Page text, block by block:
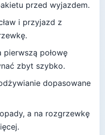
przed wyjazdem.
i przyjazd z
połowę
zbyt szybko.
dopasowane
a na rozgrzewkę
.